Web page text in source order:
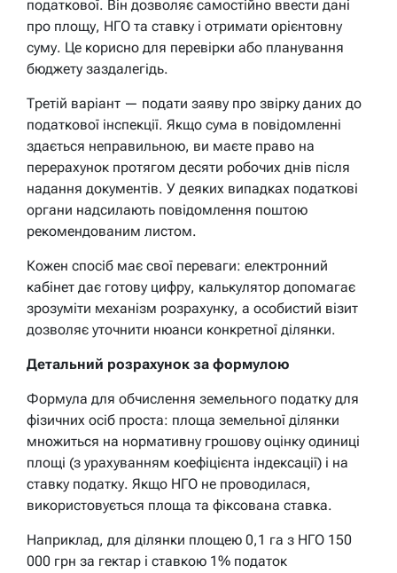
податкової. Він дозволяє самостійно ввести дані
про площу, НГО та ставку і отримати орієнтовну
суму. Це корисно для перевірки або планування
бюджету заздалегідь.
Третій варіант — подати заяву про звірку даних до
податкової інспекції. Якщо сума в повідомленні
здається неправильною, ви маєте право на
перерахунок протягом десяти робочих днів після
надання документів. У деяких випадках податкові
органи надсилають повідомлення поштою
рекомендованим листом.
Кожен спосіб має свої переваги: електронний
кабінет дає готову цифру, калькулятор допомагає
зрозуміти механізм розрахунку, а особистий візит
дозволяє уточнити нюанси конкретної ділянки.
Детальний розрахунок за формулою
Формула для обчислення земельного податку для
фізичних осіб проста: площа земельної ділянки
множиться на нормативну грошову оцінку одиниці
площі (з урахуванням коефіцієнта індексації) і на
ставку податку. Якщо НГО не проводилася,
використовується площа та фіксована ставка.
Наприклад, для ділянки площею 0,1 га з НГО 150
000 грн за гектар і ставкою 1% податок